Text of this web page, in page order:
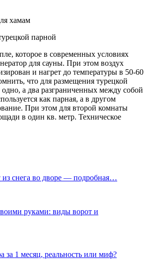
парной
которое в современных условиях
для сауны. При этом воздух
и нагрет до температуры в 50-60
что для размещения турецкой
одно, а два разграниченных между собой
как парная, а в другом
При этом для второй комнаты
в один кв. метр. Техническое
из снега во дворе — подробная…
руками: виды ворот и
за 1 месяц, реальность или миф?